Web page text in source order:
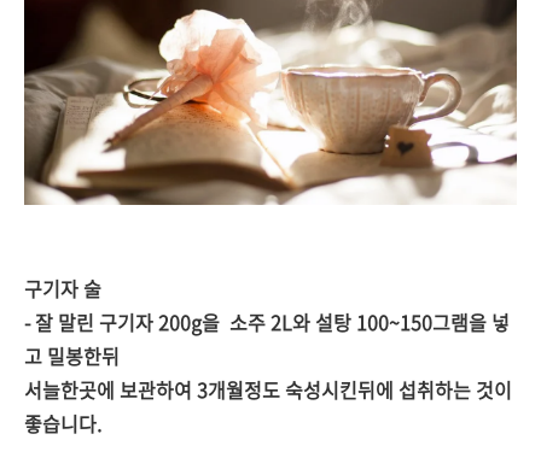
구기자 술
- 잘 말린 구기자 200g을 소주 2L와 설탕 100~150그램을 넣
고 밀봉한뒤
서늘한곳에 보관하여 3개월정도 숙성시킨뒤에 섭취하는 것이
좋습니다.